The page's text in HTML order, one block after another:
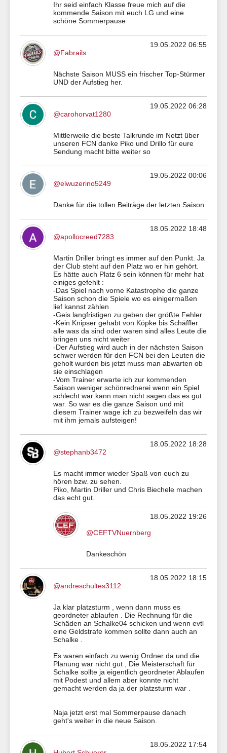
Ihr seid einfach Klasse freue mich auf die
kommende Saison mit euch LG und eine
schöne Sommerpause
19.05.2022 06:55
@Fabrails
Nächste Saison MUSS ein frischer Top-Stürmer
UND der Aufstieg her.
19.05.2022 06:28
@carohorvat1280
Mittlerweile die beste Talkrunde im Netzt über
unseren FCN danke Piko und Drillo für eure
Sendung macht bitte weiter so
19.05.2022 00:06
@elwuzerino5249
Danke für die tollen Beiträge der letzten Saison
18.05.2022 18:48
@apollocreed7283
Martin Driller bringt es immer auf den Punkt. Ja
der Club steht auf den Platz wo er hin gehört.
Es hätte auch Platz 6 sein können für mehr hat
einiges gefehlt :
-Das Spiel nach vorne Katastrophe die ganze
Saison schon die Spiele wo es einigermaßen
lief kannst zählen
-Geis langfristigen zu geben der größte Fehler
-Kein Knipser gehabt von Köpke bis Schäffler
alle was da sind oder waren sind alles Leute die
bringen uns nicht weiter
-Der Aufstieg wird auch in der nächsten Saison
schwer werden für den FCN bei den Leuten die
geholt wurden bis jetzt muss man abwarten ob
sie einschlagen
-Vom Trainer erwarte ich zur kommenden
Saison weniger schönrednerei wenn ein Spiel
schlecht war kann man nicht sagen das es gut
war. So war es die ganze Saison und mit
diesem Trainer wage ich zu bezweifeln das wir
mit ihm jemals aufsteigen!
18.05.2022 18:28
@stephanb3472
Es macht immer wieder Spaß von euch zu
hören bzw. zu sehen.
Piko, Martin Driller und Chris Biechele machen
das echt gut.
18.05.2022 19:26
@CEFTVNuernberg
Dankeschön
18.05.2022 18:15
@andreschultes3112
Ja klar platzsturm , wenn dann muss es
geordneter ablaufen . Die Rechnung für die
Schäden an Schalke04 schicken und wenn evtl
eine Geldstrafe kommen sollte dann auch an
Schalke .
Es waren einfach zu wenig Ordner da und die
Planung war nicht gut , Die Meisterschaft für
Schalke sollte ja eigentlich geordneter Ablaufen
mit Podest und allem aber konnte nicht
gemacht werden da ja der platzsturm war .
Naja jetzt erst mal Sommerpause danach
geht's weiter in die neue Saison.
18.05.2022 17:54